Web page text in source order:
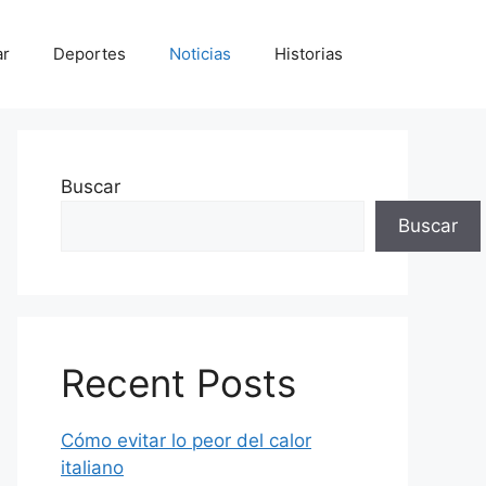
Deportes Noticias Historias
Buscar
Buscar
Recent Posts
Cómo evitar lo peor del calor
italiano